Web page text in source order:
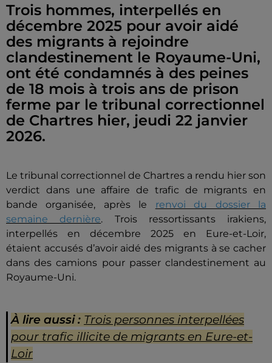
Trois hommes, interpellés en
décembre 2025 pour avoir aidé
des migrants à rejoindre
clandestinement le Royaume-Uni,
ont été condamnés à des peines
de 18 mois à trois ans de prison
ferme par le tribunal correctionnel
de Chartres hier, jeudi 22 janvier
2026.
Le tribunal correctionnel de Chartres a rendu hier son
verdict dans une affaire de trafic de migrants en
bande organisée, après le renvoi du dossier la
semaine dernière. Trois ressortissants irakiens,
interpellés en décembre 2025 en Eure-et-Loir,
étaient accusés d’avoir aidé des migrants à se cacher
dans des camions pour passer clandestinement au
Royaume-Uni.
À lire aussi : Trois personnes interpellées
pour trafic illicite de migrants en Eure-et-
Loir